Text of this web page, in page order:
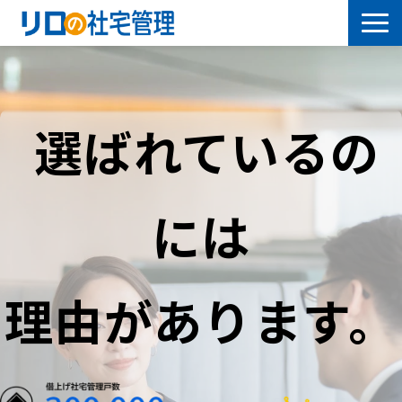
借上社宅プラン
導入事例
社宅について学ぶ
よくあるご質問
セミナー
選ばれているの
には
理由があります。